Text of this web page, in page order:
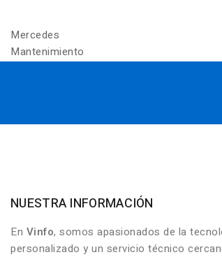
Mercedes
Mantenimiento
NUESTRA INFORMACIÓN
En Vinfo, somos apasionados de la
personalizado y un servicio técnico